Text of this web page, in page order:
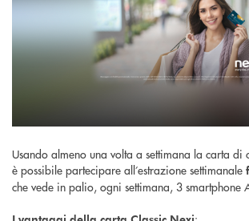
Usando almeno una volta a settimana la carta di
è possibile partecipare all’estrazione settimanale
che vede in palio, ogni settimana, 3 smartphone